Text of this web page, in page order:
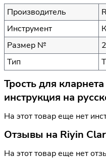
Производитель
Инструмент
Размер №
Тип
Трость для
инструкция на
На этот товар еще нет
Отзывы на Riyin
На этот товар еще нет